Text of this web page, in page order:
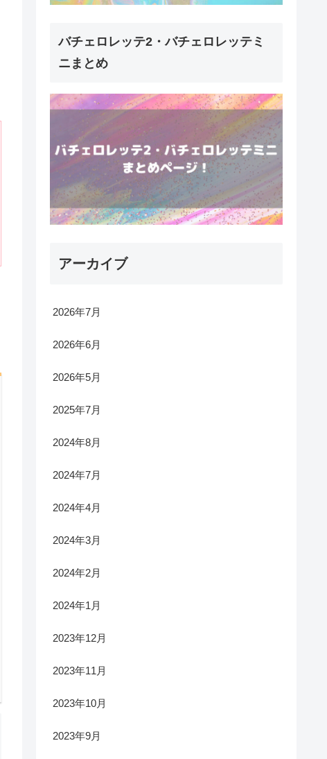
バチェロレッテ2・バチェロレッテミ
ニまとめ
アーカイブ
2026年7月
2026年6月
2026年5月
2025年7月
2024年8月
2024年7月
2024年4月
2024年3月
2024年2月
2024年1月
2023年12月
2023年11月
2023年10月
2023年9月